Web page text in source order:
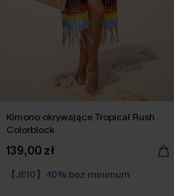
Kimono okrywające Tropical Rush
Colorblock
139,00 zł
【JE10】-10% bez minimum